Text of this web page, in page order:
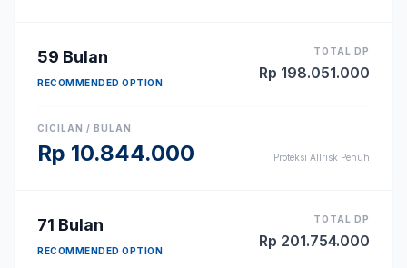
59 Bulan
RECOMMENDED OPTION
TOTAL DP
Rp 198.051.000
CICILAN / BULAN
Rp 10.844.000 Proteksi Allrisk Penuh
71 Bulan
RECOMMENDED OPTION
TOTAL DP
Rp 201.754.000